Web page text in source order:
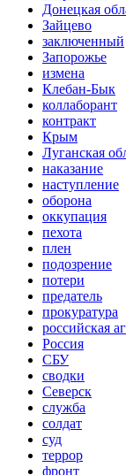
Донецкая
Зайцево
заключенный
Запорожье
измена
Клебан-Бык
коллаборант
контракт
Крым
Луганская
наказание
наступление
оборона
оккупация
пехота
плен
подозрение
потери
предатель
прокуратура
российская
Россия
СБУ
сводки
Северск
служба
солдат
суд
террор
фронт